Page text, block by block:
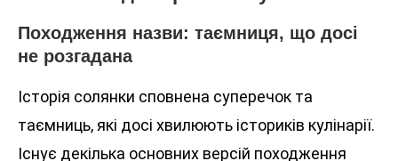
Походження назви: таємниця, що досі
не розгадана
Історія солянки сповнена суперечок та
таємниць, які досі хвилюють істориків кулінарії.
Існує декілька основних версій походження